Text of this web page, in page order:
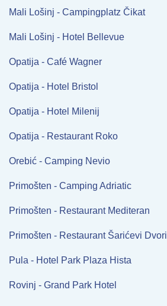
Mali Lošinj - Campingplatz Čikat
Mali Lošinj - Hotel Bellevue
Opatija - Café Wagner
Opatija - Hotel Bristol
Opatija - Hotel Milenij
Opatija - Restaurant Roko
Orebić - Camping Nevio
Primošten - Camping Adriatic
Primošten - Restaurant Mediteran
Primošten - Restaurant Šarićevi Dvori
Pula - Hotel Park Plaza Hista
Rovinj - Grand Park Hotel